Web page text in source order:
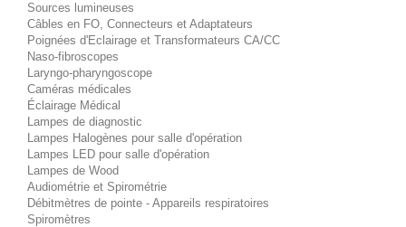
Sources lumineuses
Câbles en FO, Connecteurs et Adaptateurs
Poignées d'Eclairage et Transformateurs CA/CC
Naso-fibroscopes
Laryngo-pharyngoscope
Caméras médicales
Éclairage Médical
Lampes de diagnostic
Lampes Halogènes pour salle d'opération
Lampes LED pour salle d'opération
Lampes de Wood
Audiométrie et Spirométrie
Débitmètres de pointe - Appareils respiratoires
Spiromètres